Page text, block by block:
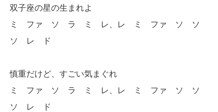
双子座の星の生まれよ
ミ ファ ソ ラ ミ レ、レ ミ ファ ソ ソ
ソ レ ド
慎重だけど、すごい気まぐれ
ミ ファ ソ ラ ミ レ、レ ミ ファ ソ ソ
ソ レ ド